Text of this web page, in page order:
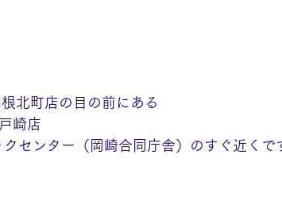
北町店の目の前にある
崎店
センター（岡崎合同庁舎）のすぐ近くで